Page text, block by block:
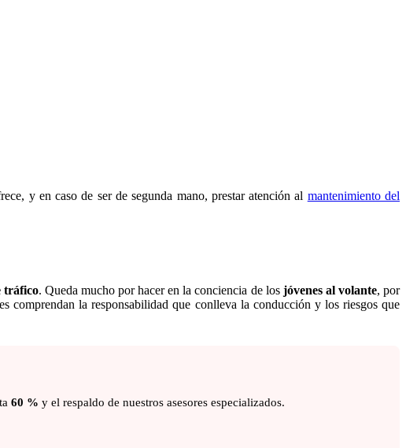
y en caso de ser de segunda mano, prestar atención al mantenimiento del
tráfico. Queda mucho por hacer en la conciencia de los jóvenes al volante, por
comprendan la responsabilidad que conlleva la conducción y los riesgos que
60 % y el respaldo de nuestros asesores especializados.